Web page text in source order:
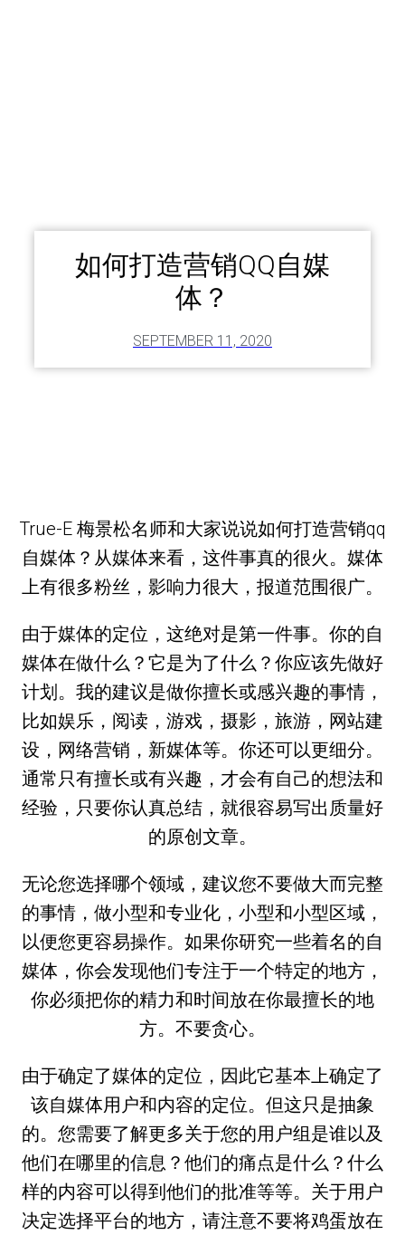
如何打造营销QQ自媒
体？
SEPTEMBER 11, 2020
True-E 梅景松名师和大家说说如何打造营销qq
自媒体？从媒体来看，这件事真的很火。媒体
上有很多粉丝，影响力很大，报道范围很广。
由于媒体的定位，这绝对是第一件事。你的自
媒体在做什么？它是为了什么？你应该先做好
计划。我的建议是做你擅长或感兴趣的事情，
比如娱乐，阅读，游戏，摄影，旅游，网站建
设，网络营销，新媒体等。你还可以更细分。
通常只有擅长或有兴趣，才会有自己的想法和
经验，只要你认真总结，就很容易写出质量好
的原创文章。
无论您选择哪个领域，建议您不要做大而完整
的事情，做小型和专业化，小型和小型区域，
以便您更容易操作。如果你研究一些着名的自
媒体，你会发现他们专注于一个特定的地方，
你必须把你的精力和时间放在你最擅长的地
方。不要贪心。
由于确定了媒体的定位，因此它基本上确定了
该自媒体用户和内容的定位。但这只是抽象
的。您需要了解更多关于您的用户组是谁以及
他们在哪里的信息？他们的痛点是什么？什么
样的内容可以得到他们的批准等等。关于用户
决定选择平台的地方，请注意不要将鸡蛋放在